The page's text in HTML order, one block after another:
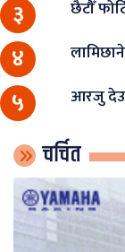
३ छैटौँ
४
५ आरजु
चर्चित